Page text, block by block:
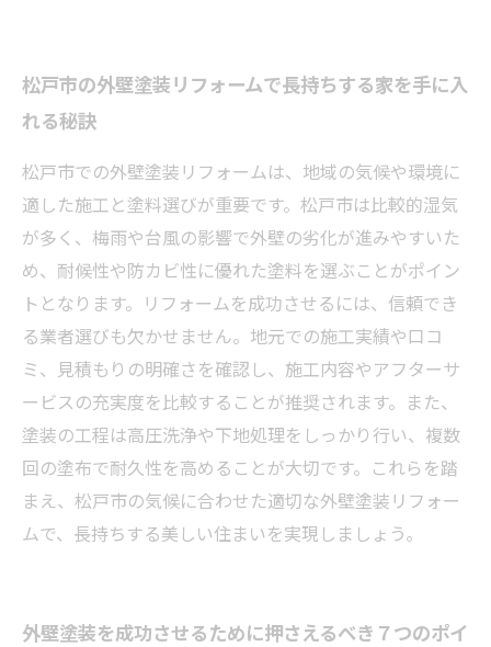
松戸市の外壁塗装リフォームで長持ちする家を手に入
れる秘訣
松戸市での外壁塗装リフォームは、地域の気候や環境に
適した施工と塗料選びが重要です。松戸市は比較的湿気
が多く、梅雨や台風の影響で外壁の劣化が進みやすいた
め、耐候性や防カビ性に優れた塗料を選ぶことがポイン
トとなります。リフォームを成功させるには、信頼でき
る業者選びも欠かせません。地元での施工実績や口コ
ミ、見積もりの明確さを確認し、施工内容やアフターサ
ービスの充実度を比較することが推奨されます。また、
塗装の工程は高圧洗浄や下地処理をしっかり行い、複数
回の塗布で耐久性を高めることが大切です。これらを踏
まえ、松戸市の気候に合わせた適切な外壁塗装リフォー
ムで、長持ちする美しい住まいを実現しましょう。
外壁塗装を成功させるために押さえるべき７つのポイ